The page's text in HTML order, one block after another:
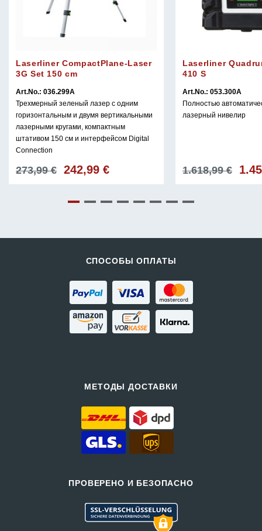
Laserliner CompactPlane-Laser
3G Set 150 cm
Art.No.: 036.299A
Трехмерный зеленый лазер с одним
горизонтальным и двумя вертикальными
лазерными кругами, компактным
штативом 150 см и интерфейсом Digital
Connection
273,99€
Первоначальная
242,99 €Текущая
Laserliner
410 S
Art.No.: 053.300A
Полностью
лазерный нивелир
1.618,99€
СПОСОБЫ ОПЛАТЫ
МЕТОДЫ ДОСТАВКИ
ПРОВЕРЕНО И БЕЗОПАСНО